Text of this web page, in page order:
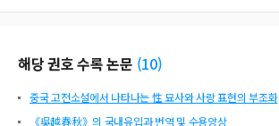
해당 권호 수록 논문 (10)
중국 고전소설에서 나타나는 性 묘사와 사랑 표현의 부조화
《吳越春秋》의 국내유입과 번역 및 수용양상